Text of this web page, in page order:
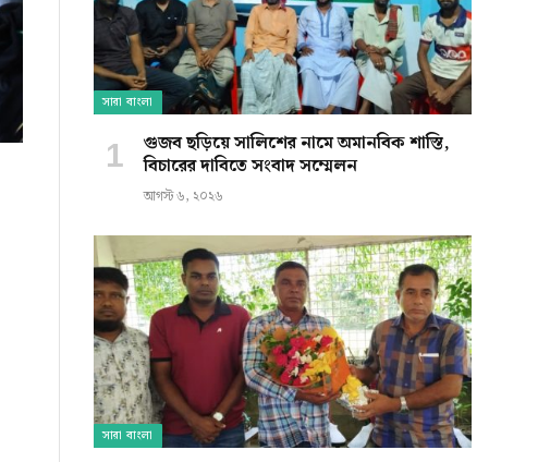
সারা বাংলা
গুজব ছড়িয়ে সালিশের নামে অমানবিক শাস্তি,
বিচারের দাবিতে সংবাদ সম্মেলন
আগস্ট ৬, ২০২৬
সারা বাংলা